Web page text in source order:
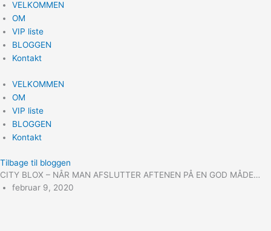
VELKOMMEN
OM
VIP liste
BLOGGEN
Kontakt
VELKOMMEN
OM
VIP liste
BLOGGEN
Kontakt
Tilbage til bloggen
CITY BLOX – NÅR MAN AFSLUTTER AFTENEN PÅ EN GOD MÅDE…
februar 9, 2020